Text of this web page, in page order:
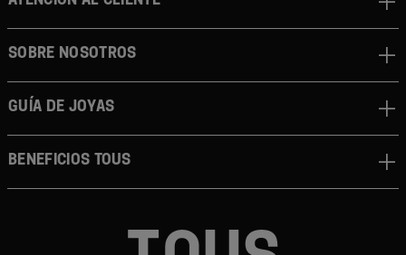
SOBRE NOSOTROS
GUÍA DE JOYAS
BENEFICIOS TOUS